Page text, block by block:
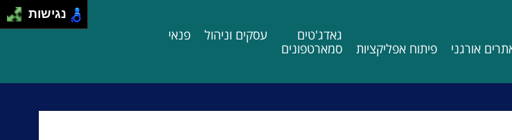
אורגני פיתוח אפליקציות
גאדג'טים
סמארטפונים
עסקים וניהול פנאי
נגישות